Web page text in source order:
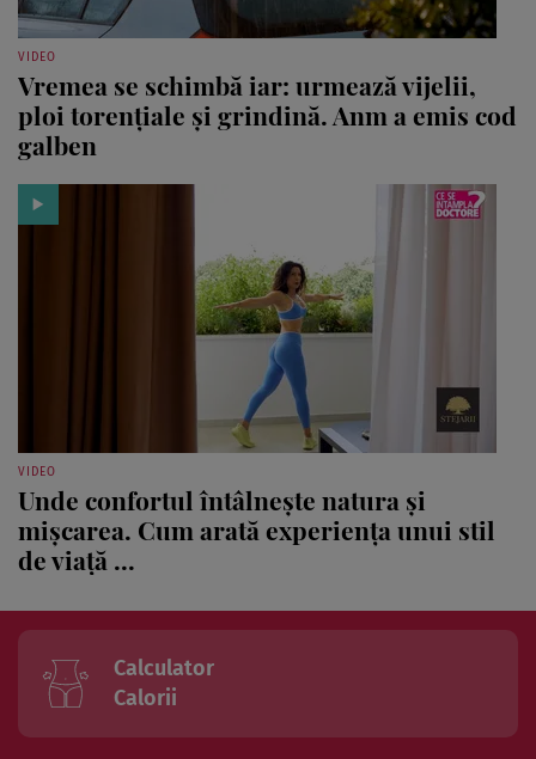
VIDEO
Vremea se schimbă iar: urmează vijelii,
ploi torențiale și grindină. Anm a emis cod
galben
VIDEO
Unde confortul întâlnește natura și
mișcarea. Cum arată experiența unui stil
de viață ...
Calculator
Calorii